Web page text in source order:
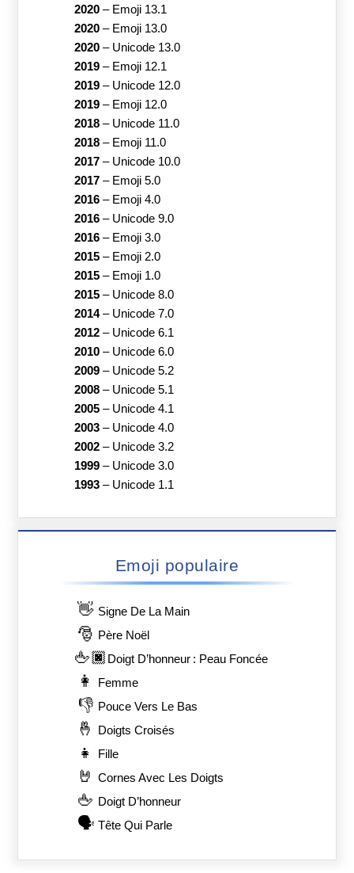
2020– Emoji 13.1
2020– Emoji 13.0
2020– Unicode 13.0
2019– Emoji 12.1
2019– Unicode 12.0
2019– Emoji 12.0
2018– Unicode 11.0
2018– Emoji 11.0
2017– Unicode 10.0
2017– Emoji 5.0
2016– Emoji 4.0
2016– Unicode 9.0
2016– Emoji 3.0
2015– Emoji 2.0
2015– Emoji 1.0
2015– Unicode 8.0
2014– Unicode 7.0
2012– Unicode 6.1
2010– Unicode 6.0
2009– Unicode 5.2
2008– Unicode 5.1
2005– Unicode 4.1
2003– Unicode 4.0
2002– Unicode 3.2
1999– Unicode 3.0
1993– Unicode 1.1
Emoji populaire
👋 Signe De La Main
🎅 Père Noël
🖕🏿 Doigt D’honneur : Peau Foncée
👩 Femme
👎 Pouce Vers Le Bas
🤞 Doigts Croisés
👧 Fille
🤘 Cornes Avec Les Doigts
🖕 Doigt D’honneur
🗣️ Tête Qui Parle